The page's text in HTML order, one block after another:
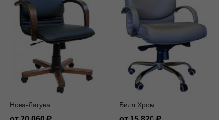
Нова-Лагуна Билл Хром